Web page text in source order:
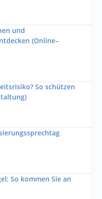
und
(Online–
So schützen
So kommen Sie an